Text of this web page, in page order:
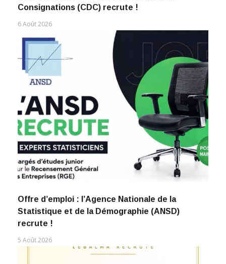
Consignations (CDC) recrute !
6 Août 2026
Offre d’emploi : l’Agence Nationale de la
Statistique et de la Démographie (ANSD)
recrute !
5 Août 2026